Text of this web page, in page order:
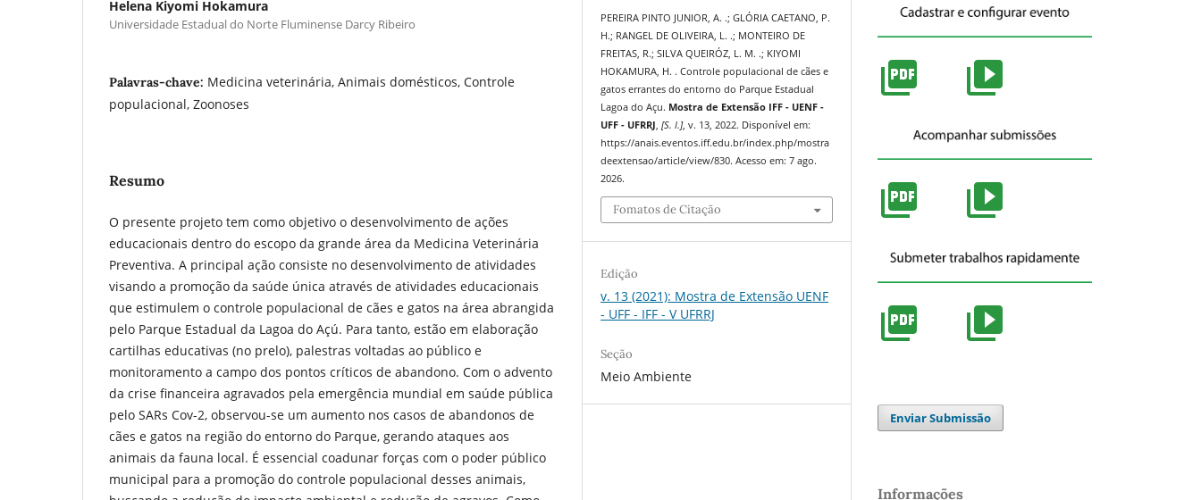
Helena Kiyomi Hokamura
Universidade Estadual do Norte Fluminense Darcy Ribeiro
Palavras-chave: Medicina veterinária, Animais domésticos, Controle
populacional, Zoonoses
Resumo
O presente projeto tem como objetivo o desenvolvimento de ações
educacionais dentro do escopo da grande área da Medicina Veterinária
Preventiva. A principal ação consiste no desenvolvimento de atividades
visando a promoção da saúde única através de atividades educacionais
que estimulem o controle populacional de cães e gatos na área abrangida
pelo Parque Estadual da Lagoa do Açú. Para tanto, estão em elaboração
cartilhas educativas (no prelo), palestras voltadas ao público e
monitoramento a campo dos pontos críticos de abandono. Com o advento
da crise financeira agravados pela emergência mundial em saúde pública
pelo SARs Cov-2, observou-se um aumento nos casos de abandonos de
cães e gatos na região do entorno do Parque, gerando ataques aos
animais da fauna local. É essencial coadunar forças com o poder público
municipal para a promoção do controle populacional desses animais,
PEREIRA PINTO JUNIOR, A. .; GLÓRIA CAETANO, P.
H.; RANGEL DE OLIVEIRA, L. .; MONTEIRO DE
FREITAS, R.; SILVA QUEIRÓZ, L. M. .; KIYOMI
HOKAMURA, H. . Controle populacional de cães e
gatos errantes do entorno do Parque Estadual
Lagoa do Açu. Mostra de Extensão IFF - UENF -
UFF - UFRRJ,[S. l.], v. 13, 2022. Disponível em:
https://anais.eventos.iff.edu.br/index.php/mostra
deextensao/article/view/830. Acesso em: 7 ago.
2026.
Fomatos de Citação
Edição
v. 13 (2021): Mostra de Extensão UENF
- UFF - IFF - V UFRRJ
Seção
Meio Ambiente
Enviar Submissão
Informações